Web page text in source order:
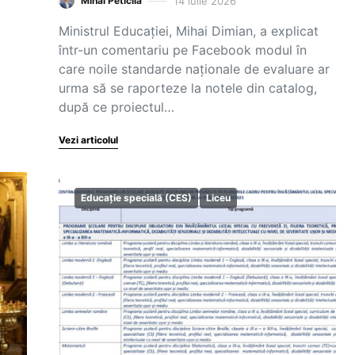
Ministrul Educației, Mihai Dimian, a explicat
într-un comentariu pe Facebook modul în
care noile standarde naționale de evaluare ar
urma să se raporteze la notele din catalog,
după ce proiectul…
Vezi articolul
Educație specială (CES) Liceu